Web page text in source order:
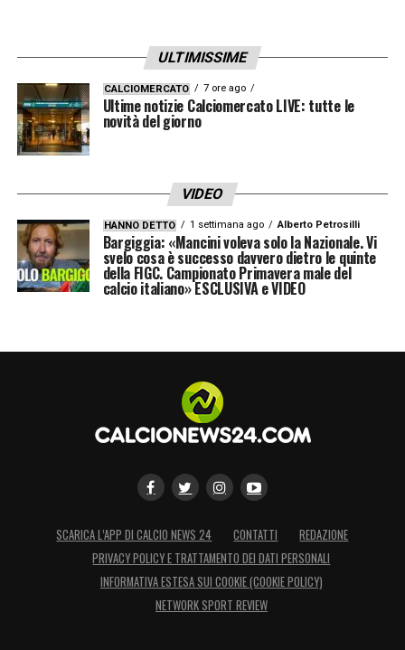
ULTIMISSIME
CALCIOMERCATO 7 ore ago
Ultime notizie Calciomercato LIVE: tutte le
novità del giorno
VIDEO
HANNO DETTO 1 settimana ago Alberto Petrosilli
Bargiggia: «Mancini voleva solo la Nazionale. Vi
svelo cosa è successo davvero dietro le quinte
della FIGC. Campionato Primavera male del
calcio italiano» ESCLUSIVA e VIDEO
SCARICA L’APP DI CALCIO NEWS 24 CONTATTI
REDAZIONE
PRIVACY POLICY E TRATTAMENTO DEI DATI PERSONALI
INFORMATIVA ESTESA SUI COOKIE (COOKIE POLICY)
NETWORK SPORT REVIEW